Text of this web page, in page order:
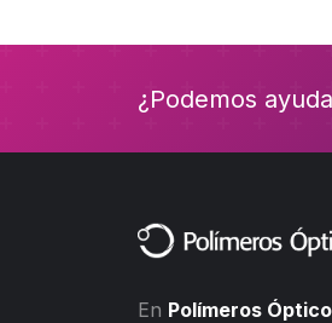
¿Podemos
En Polímeros